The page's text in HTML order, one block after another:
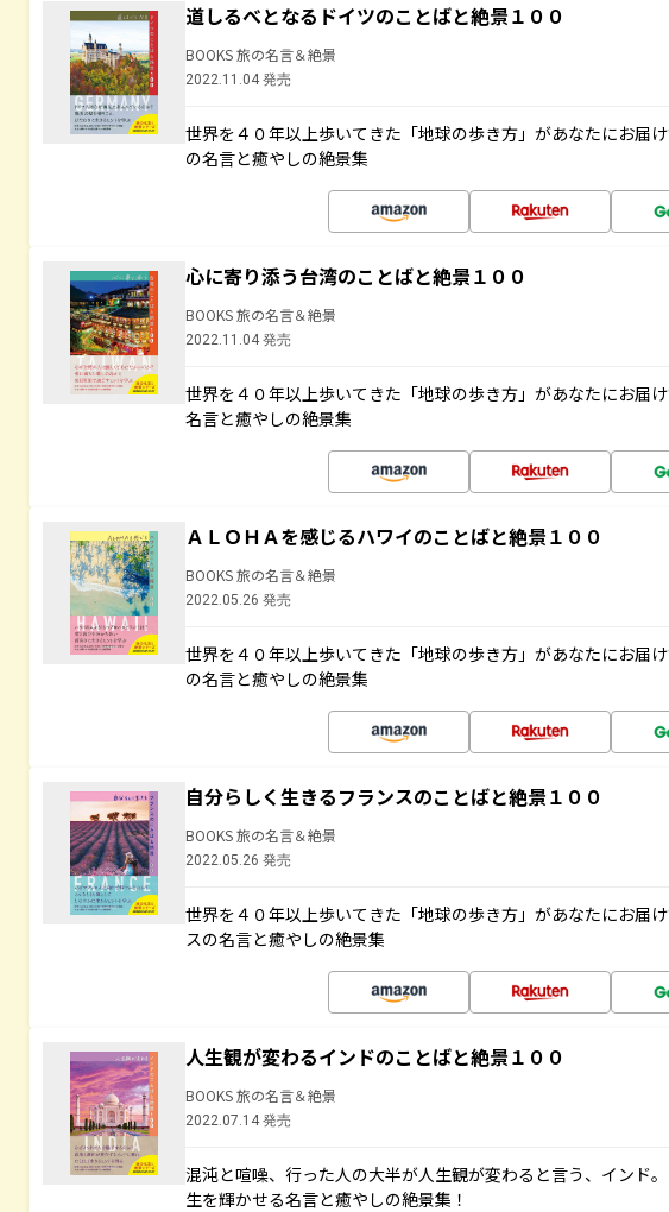
道しるべとなるドイツのことばと絶景１００
BOOKS 旅の名言＆絶景
2022.11.04 発売
世界を４０年以上歩いてきた「地球の歩き方」があなたにお届
の名言と癒やしの絶景集
心に寄り添う台湾のことばと絶景１００
BOOKS 旅の名言＆絶景
2022.11.04 発売
世界を４０年以上歩いてきた「地球の歩き方」があなたにお届
名言と癒やしの絶景集
ＡＬＯＨＡを感じるハワイのことばと絶景１００
BOOKS 旅の名言＆絶景
2022.05.26 発売
世界を４０年以上歩いてきた「地球の歩き方」があなたにお届
の名言と癒やしの絶景集
自分らしく生きるフランスのことばと絶景１００
BOOKS 旅の名言＆絶景
2022.05.26 発売
世界を４０年以上歩いてきた「地球の歩き方」があなたにお届
スの名言と癒やしの絶景集
人生観が変わるインドのことばと絶景１００
BOOKS 旅の名言＆絶景
2022.07.14 発売
混沌と喧噪、行った人の大半が人生観が変わると言う、インド
生を輝かせる名言と癒やしの絶景集！